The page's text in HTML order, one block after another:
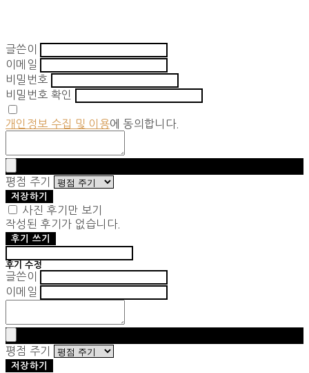
글쓴이
이메일
비밀번호
비밀번호 확인
개인정보 수집 및 이용에 동의합니다.
평점 주기
저장하기
사진 후기만 보기
작성된 후기가 없습니다.
후기 쓰기
후기 수정
글쓴이
이메일
평점 주기
저장하기